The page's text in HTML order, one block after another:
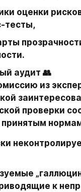
оценки
аудит 👥
проверки
к